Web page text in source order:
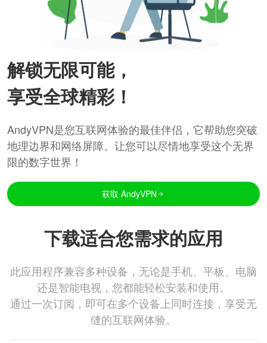
解锁无限可能，
享受全球精彩！
AndyVPN是您互联网体验的最佳伴侣，它帮助您突破
地理边界和网络屏障。让您可以尽情地享受这个无界
限的数字世界！
获取 AndyVPN
下载适合您需求的应用
此应用程序兼容多种设备，无论是手机、平板、电脑
还是智能电视，您都能轻松安装和使用。
通过一次订阅，即可在多个设备上同时连接，享受无
缝的互联网体验。